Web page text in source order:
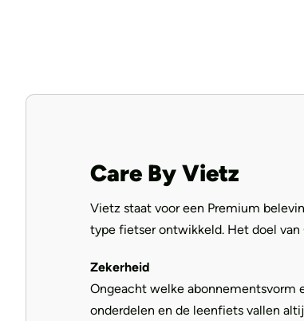
Care By Vietz
Vietz staat voor een Premium
type fietser ontwikkeld. Het doel van
Zekerheid
Ongeacht welke abonnementsvorm
onderdelen en de leenfiets vallen